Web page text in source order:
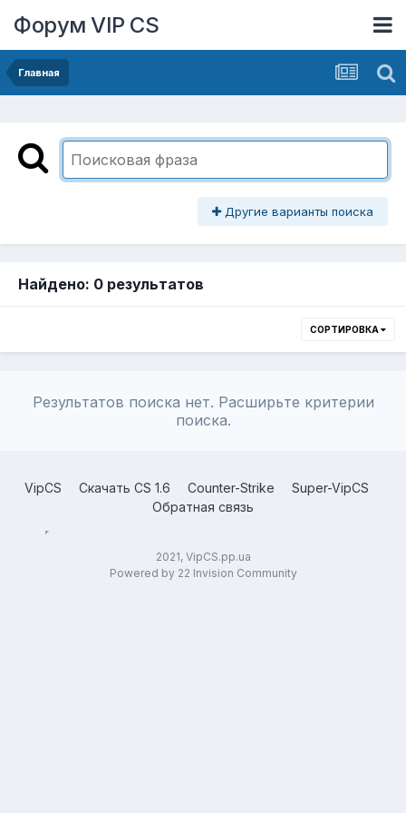
Форум VIP CS
Главная
Другие варианты поиска
Найдено: 0 результатов
СОРТИРОВКА
Результатов поиска нет. Расширьте критерии
поиска.
VipCS Скачать CS 1.6 Counter-Strike
Super-VipCS
Обратная связь
2021, VipCS.pp.ua
Powered by 22 Invision Community